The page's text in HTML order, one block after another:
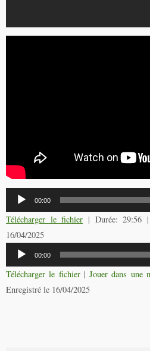
Lecteur
audio
00:00
Télécharger le fichier | Durée: 29:56
16/04/2025
Lecteur
audio
00:00
Télécharger le fichier| Jouer dans une
Enregistré le 16/04/2025